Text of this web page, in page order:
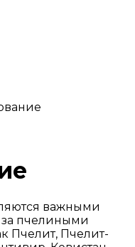
важными
за пчелиными
Пчелит, Пчелит-